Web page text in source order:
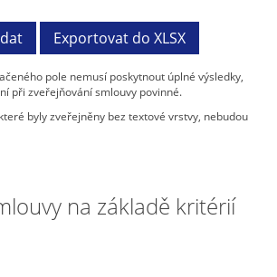
pole nemusí poskytnout úplné výsledky,
při zveřejňování smlouvy povinné.
byly zveřejněny bez textové vrstvy, nebudou
na základě kritérií